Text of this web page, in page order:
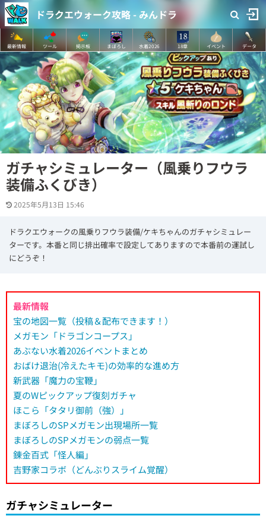
ドラクエウォーク攻略 - みんドラ
最新情報 ツール 掲示板 まぼろし 水着2026 18章 イベント データ
ガチャシミュレーター（風乗りフウラ
装備ふくびき）
2025年5月13日 15:46
ドラクエウォークの風乗りフウラ装備/ケキちゃんのガチャシミュレー
ターです。本番と同じ排出確率で設定してありますので本番前の運試し
にどうぞ！
最新情報
宝の地図一覧（投稿＆配布できます！）
メガモン「ドラゴンコープス」
あぶない水着2026イベントまとめ
おばけ退治(冷えたキモ)の効率的な進め方
新武器「魔力の宝鞭」
夏のWピックアップ復刻ガチャ
ほこら「タタリ御前（強）」
まぼろしのSPメガモン出現場所一覧
まぼろしのSPメガモンの弱点一覧
錬金百式「怪人編」
吉野家コラボ（どんぶりスライム覚醒）
ガチャシミュレーター